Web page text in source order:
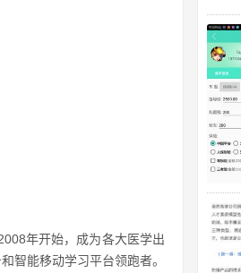
年开始，成为各大医学出
智能移动学习平台领跑者。